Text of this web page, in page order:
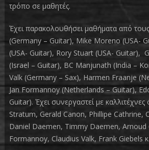
τρόπο σε μαθητές.
Έχει παρακολουθήσει μαθήματα από
(Germany – Guitar), Mike Moreno (USA-
(USA- Guitar), Rory Stuart (USA- Guitar),
(Israel – Guitar), BC Manjunath (India –
Valk (Germany – Sax), Harmen Fraanje
Jan Formannoy (Netherlands – Guitar),
Guitar). Έχει συνεργαστεί με
Stratum, Gerald Canon, Phillipe Cathrine,
Daniel Daemen, Timmy Daemen, Arnoud
Formannoy, Claudius Valk, Frank Giebels